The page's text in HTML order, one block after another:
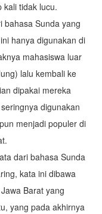
kali tidak lucu.
bahasa Sunda yang
hanya digunakan di
mahasiswa luar
lalu kembali ke
dipakai mereka
digunakan
menjadi populer di
dari bahasa Sunda
kata ini dibawa
Barat yang
yang pada akhirnya